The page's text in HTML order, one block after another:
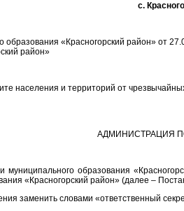
с.
«Красногорский район» от
район»
и территорий от
АДМИНИСТРАЦИЯ
образования
«Красногорский район» (далее –
заменить словами «ответственный